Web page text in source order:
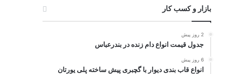
بازار و کسب کار
2 روز پیش
جدول قیمت انواع دام زنده در بندرعباس
6 روز پیش
انواع قاب بندی دیوار با گچبری پیش ساخته پلی یورتان